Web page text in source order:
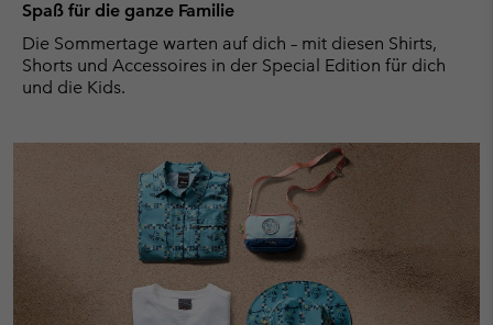
Spaß für die ganze Familie
Die Sommertage warten auf dich – mit diesen Shirts,
Shorts und Accessoires in der Special Edition für dich
und die Kids.